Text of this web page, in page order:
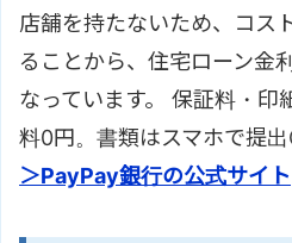
店舗を持たないため、コス
ることから、住宅ローン金
なっています。 保証料・印
料0円。書類はスマホで提出
＞PayPay銀行の公式サイト